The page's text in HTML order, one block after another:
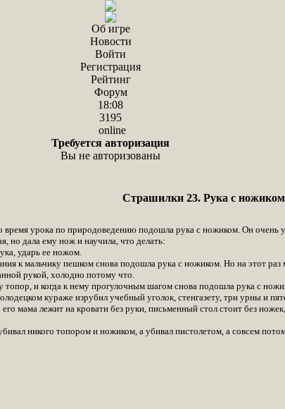
Об игре
Новости
Войти
Регистрация
Рейтинг
Форум
18:08
3195
online
Требуется авторизация
Вы не авторизованы
Страшилки 23. Рука с ножиком
урока по природоведению подошла рука с ножиком. Он очень
но дала ему нож и научила, что делать:
ударь ее ножом.
к мальчику пешком снова подошла рука с ножиком. Но на этот
рукой, холодно потому что.
и когда к нему прогулочным шагом снова подошла рука с
кураже изрубил учебный уголок, стенгазету, три урны и
мама лежит на кровати без руки, письменный стол стоит без
никого топором и ножиком, а убивал пистолетом, а совсем